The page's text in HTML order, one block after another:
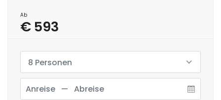
Ab
€ 593
8 Personen